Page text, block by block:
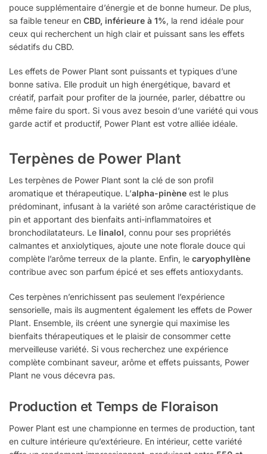
pouce supplémentaire d’énergie et de bonne humeur. De plus,
sa faible teneur en CBD, inférieure à 1%, la rend idéale pour
ceux qui recherchent un high clair et puissant sans les effets
sédatifs du CBD.
Les effets de Power Plant sont puissants et typiques d’une
bonne sativa. Elle produit un high énergétique, bavard et
créatif, parfait pour profiter de la journée, parler, débattre ou
même faire du sport. Si vous avez besoin d’une variété qui vous
garde actif et productif, Power Plant est votre alliée idéale.
Terpènes de Power Plant
Les terpènes de Power Plant sont la clé de son profil
aromatique et thérapeutique. L’alpha-pinène est le plus
prédominant, infusant à la variété son arôme caractéristique de
pin et apportant des bienfaits anti-inflammatoires et
bronchodilatateurs. Le linalol, connu pour ses propriétés
calmantes et anxiolytiques, ajoute une note florale douce qui
complète l’arôme terreux de la plante. Enfin, le caryophyllène
contribue avec son parfum épicé et ses effets antioxydants.
Ces terpènes n’enrichissent pas seulement l’expérience
sensorielle, mais ils augmentent également les effets de Power
Plant. Ensemble, ils créent une synergie qui maximise les
bienfaits thérapeutiques et le plaisir de consommer cette
merveilleuse variété. Si vous recherchez une expérience
complète combinant saveur, arôme et effets puissants, Power
Plant ne vous décevra pas.
Production et Temps de Floraison
Power Plant est une championne en termes de production, tant
en culture intérieure qu’extérieure. En intérieur, cette variété